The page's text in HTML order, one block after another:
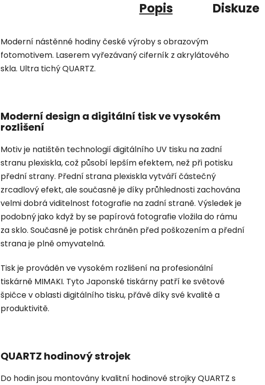
Popis Diskuze
Moderní nástěnné hodiny české výroby s obrazovým
fotomotivem. Laserem vyřezávaný ciferník z akrylátového
skla. Ultra tichý QUARTZ.
Moderní design a digitální tisk ve vysokém
rozlišení
Motiv je natištěn technologií digitálního UV tisku na zadní
stranu plexiskla, což působí lepším efektem, než při potisku
přední strany. Přední strana plexiskla vytváří částečný
zrcadlový efekt, ale současně je díky průhlednosti zachována
velmi dobrá viditelnost fotografie na zadní straně. Výsledek je
podobný jako když by se papírová fotografie vložila do rámu
za sklo. Současně je potisk chráněn před poškozením a přední
strana je plně omyvatelná.
Tisk je prováděn ve vysokém rozlišení na profesionální
tiskárně MIMAKI. Tyto Japonské tiskárny patří ke světové
špičce v oblasti digitálního tisku, přávě díky své kvalitě a
produktivitě.
QUARTZ hodinový strojek
Do hodin jsou montovány kvalitní hodinové strojky QUARTZ s